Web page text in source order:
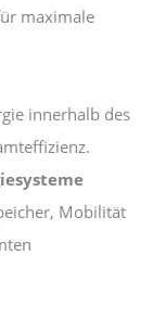
maximale
innerhalb des
Mobilität